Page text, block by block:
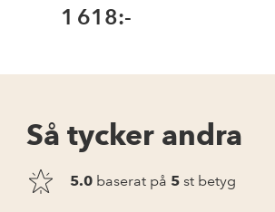
1 618:-
Så tycker andra
5.0 baserat på 5 st betyg